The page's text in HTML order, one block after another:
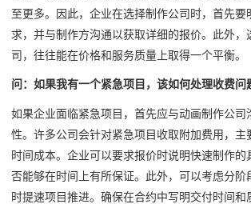
至更多。因此，企业在选择制作公司时，首先要
求，并与制作方沟通以获取详细的报价。此外，
司，往往能在价格和服务质量上取得一个平衡。
问：如果我有一个紧急项目，该如何处理收费问
如果企业面临紧急项目，首先应与动画制作公司
性。许多公司会针对紧急项目收取附加费用，主
时间成本。企业可以要求报价时说明快速制作的
否能够在时间上有所保证。此外，可以考虑分阶
时提速项目推进。确保在合约中写明交付时间和